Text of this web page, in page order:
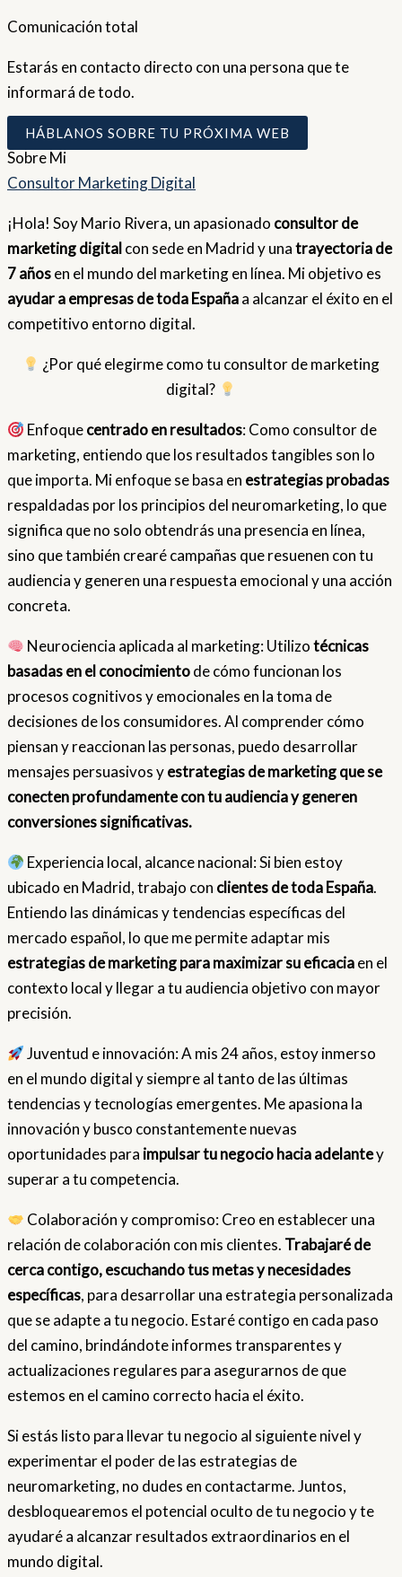
Comunicación total
Estarás en contacto directo con una persona que te
informará de todo.
HÁBLANOS SOBRE TU PRÓXIMA WEB
SobreMi
Consultor Marketing Digital
¡Hola! Soy Mario Rivera, un apasionado consultor de
marketing digital con sede en Madrid y unatrayectoria de
7 añosen el mundo del marketing en línea. Mi objetivo es
ayudar a empresas de toda Españaa alcanzar el éxito en el
competitivo entorno digital.
¿Por qué elegirme como tu consultor de marketing
digital?
Enfoquecentrado en resultados: Como consultor de
marketing, entiendo que los resultados tangibles son lo
que importa. Mi enfoque se basa en estrategias probadas
respaldadas por los principios del neuromarketing, lo que
significa que no solo obtendrás una presencia en línea,
sino que también crearé campañas que resuenen con tu
audiencia y generen una respuesta emocional y una acción
concreta.
Neurociencia aplicada al marketing: Utilizotécnicas
basadas en el conocimientode cómo funcionan los
procesos cognitivos y emocionales en la toma de
decisiones de los consumidores. Al comprender cómo
piensan y reaccionan las personas, puedo desarrollar
mensajes persuasivos yestrategias de marketing que se
conecten profundamente con tu audiencia y generen
conversiones significativas.
Experiencia local, alcance nacional: Si bien estoy
ubicado en Madrid, trabajo con clientes de toda España.
Entiendo las dinámicas y tendencias específicas del
mercado español, lo que me permite adaptar mis
estrategias de marketing para maximizar su eficaciaen el
contexto local y llegar a tu audiencia objetivo con mayor
precisión.
Juventud e innovación: A mis 24 años, estoy inmerso
en el mundo digital y siempre al tanto de las últimas
tendencias y tecnologías emergentes. Me apasiona la
innovación y busco constantemente nuevas
oportunidades para impulsar tu negocio hacia adelantey
superar a tu competencia.
Colaboración y compromiso: Creo en establecer una
relación de colaboración con mis clientes. Trabajaré de
cerca contigo, escuchando tus metas y necesidades
específicas, para desarrollar una estrategia personalizada
que se adapte a tu negocio. Estaré contigo en cada paso
del camino, brindándote informes transparentes y
actualizaciones regulares para asegurarnos de que
estemos en el camino correcto hacia el éxito.
Si estás listo para llevar tu negocio al siguiente nivel y
experimentar el poder de las estrategias de
neuromarketing, no dudes en contactarme. Juntos,
desbloquearemos el potencial oculto de tu negocio y te
ayudaré a alcanzar resultados extraordinarios en el
mundo digital.